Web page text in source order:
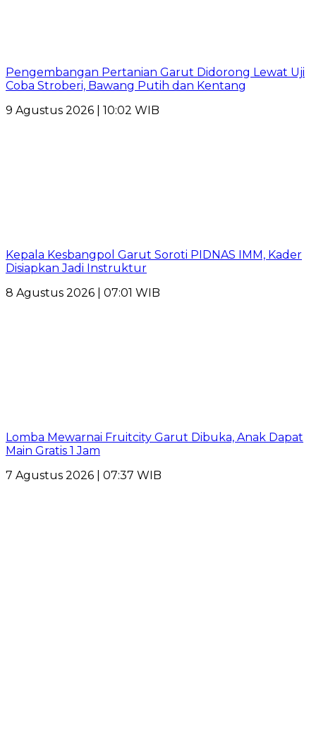
Pengembangan Pertanian Garut Didorong Lewat Uji
Coba Stroberi, Bawang Putih dan Kentang
9 Agustus 2026 | 10:02 WIB
Kepala Kesbangpol Garut Soroti PIDNAS IMM, Kader
Disiapkan Jadi Instruktur
8 Agustus 2026 | 07:01 WIB
Lomba Mewarnai Fruitcity Garut Dibuka, Anak Dapat
Main Gratis 1 Jam
7 Agustus 2026 | 07:37 WIB